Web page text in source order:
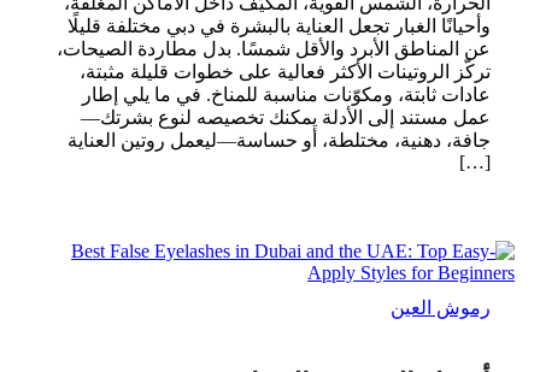
وأحيانًا الغبار تجعل العناية بالبشرة في دبي مختلفة قليلًا
عن المناطق الأبرد والأقل شمسًا. بدل مطاردة الصيحات،
تركّز الروتينات الأكثر فعالية على خطوات قليلة مثبتة،
عادات ثابتة، ومكوّنات مناسبة للمناخ. في ما يلي إطار
عمل مستند إلى الأدلة يمكنك تخصيصه لنوع بشرتك—
جافة، دهنية، مختلطة، أو حساسة—ليعمل روتين العناية
[…]
رموش العين